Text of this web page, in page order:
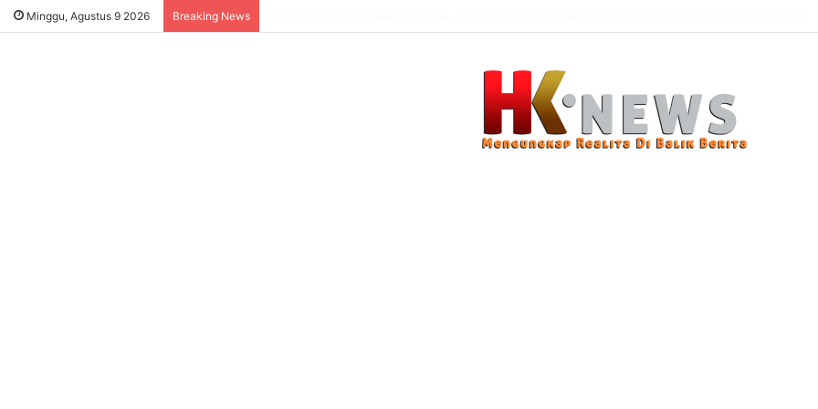
Minggu, Agustus 9 2026 Breaking News